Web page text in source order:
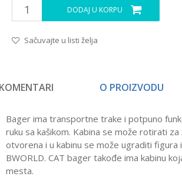
DODAJ U KORPU
Sačuvajte u listi želja
O PROIZVODU
Bager ima transportne trake i potpuno
ruku sa kašikom. Kabina se može rotirati
otvorena i u kabinu se može ugraditi figura
BWORLD. CAT bager takođe ima kabinu
mesta.